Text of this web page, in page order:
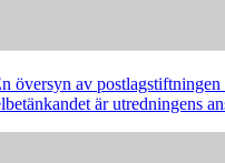
översyn av
är utredningens